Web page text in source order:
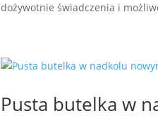
dożywotnie świadczenia i
Pusta butelka w